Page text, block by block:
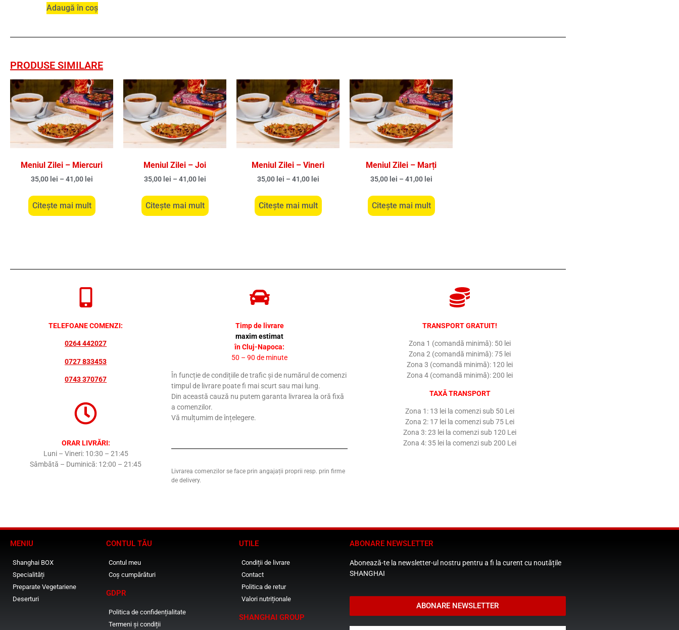
Adaugă în coș
PRODUSE SIMILARE
Meniul Zilei – Miercuri
35,00 lei – 41,00 lei
Citește mai mult
Meniul Zilei – Joi
35,00 lei – 41,00 lei
Citește mai mult
Meniul Zilei – Vineri
35,00 lei – 41,00 lei
Citește mai mult
Meniul Zilei – Marți
35,00 lei – 41,00 lei
Citește mai mult
TELEFOANE COMENZI:
0264 442027
0727 833453
0743 370767
ORAR LIVRĂRI:
Luni – Vineri: 10:30 – 21:45
Sâmbătă – Duminică: 12:00 – 21:45
Timp de livrare
maxim estimat
în Cluj-Napoca:
50 – 90 de minute
În funcție de condițiile de trafic și de numărul de comenzi
timpul de livrare poate fi mai scurt sau mai lung.
Din această cauză nu putem garanta livrarea la oră fixă
a comenzilor.
Vă mulțumim de înțelegere.
Livrarea comenzilor se face prin angajații proprii resp. prin firme
de delivery.
TRANSPORT GRATUIT!
Zona 1 (comandă minimă): 50 lei
Zona 2 (comandă minimă): 75 lei
Zona 3 (comandă minimă): 120 lei
Zona 4 (comandă minimă): 200 lei
TAXĂ TRANSPORT
Zona 1: 13 lei la comenzi sub 50 Lei
Zona 2: 17 lei la comenzi sub 75 Lei
Zona 3: 23 lei la comenzi sub 120 Lei
Zona 4: 35 lei la comenzi sub 200 Lei
MENIU
Shanghai BOX
Specialități
Preparate Vegetariene
Deserturi
CONTUL TĂU
Contul meu
Coș cumpărături
GDPR
Politica de confidențialitate
Termeni și condiții
UTILE
Condiții de livrare
Contact
Politica de retur
Valori nutriționale
SHANGHAI GROUP
ABONARE NEWSLETTER
Abonează-te la newsletter-ul nostru pentru a fi la curent cu noutățile
SHANGHAI
ABONARE NEWSLETTER